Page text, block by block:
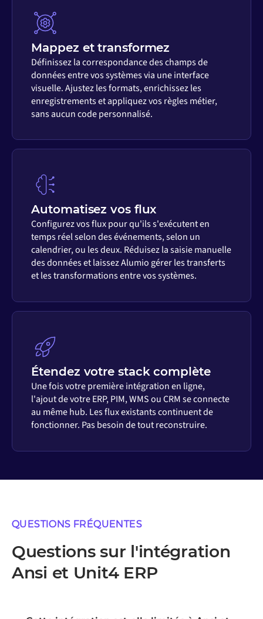
Mappez et transformez
Définissez la correspondance des champs de
données entre vos systèmes via une interface
visuelle. Ajustez les formats, enrichissez les
enregistrements et appliquez vos règles métier,
sans aucun code personnalisé.
Automatisez vos flux
Configurez vos flux pour qu'ils s'exécutent en
temps réel selon des événements, selon un
calendrier, ou les deux. Réduisez la saisie manuelle
des données et laissez Alumio gérer les transferts
et les transformations entre vos systèmes.
Étendez votre stack complète
Une fois votre première intégration en ligne,
l'ajout de votre ERP, PIM, WMS ou CRM se connecte
au même hub. Les flux existants continuent de
fonctionner. Pas besoin de tout reconstruire.
QUESTIONS FRÉQUENTES
Questions sur l'intégration
Ansi et Unit4 ERP